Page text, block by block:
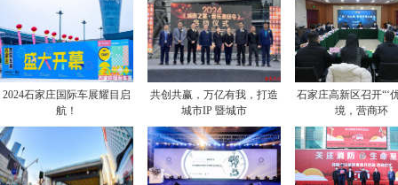
2024石家庄国际车展耀目启
航！
共创共赢，万亿有我，打造
城市IP 暨城市
石家庄高新区召开“‘
境，营商环